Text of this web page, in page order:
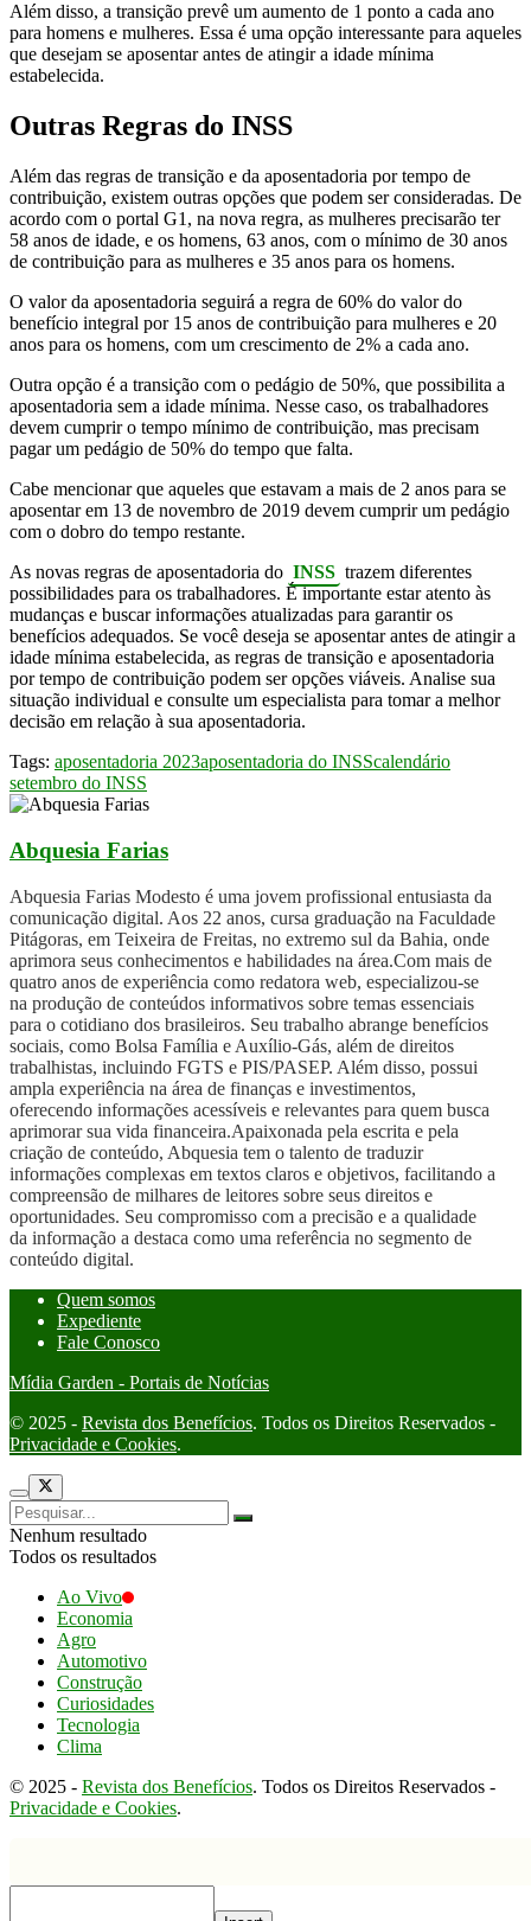
Além disso, a transição prevê um aumento de 1 ponto a cada ano
para homens e mulheres. Essa é uma opção interessante para aqueles
que desejam se aposentar antes de atingir a idade mínima
estabelecida.
Outras Regras do INSS
Além das regras de transição e da aposentadoria por tempo de
contribuição, existem outras opções que podem ser consideradas. De
acordo com o portal G1, na nova regra, as mulheres precisarão ter
58 anos de idade, e os homens, 63 anos, com o mínimo de 30 anos
de contribuição para as mulheres e 35 anos para os homens.
O valor da aposentadoria seguirá a regra de 60% do valor do
benefício integral por 15 anos de contribuição para mulheres e 20
anos para os homens, com um crescimento de 2% a cada ano.
Outra opção é a transição com o pedágio de 50%, que possibilita a
aposentadoria sem a idade mínima. Nesse caso, os trabalhadores
devem cumprir o tempo mínimo de contribuição, mas precisam
pagar um pedágio de 50% do tempo que falta.
Cabe mencionar que aqueles que estavam a mais de 2 anos para se
aposentar em 13 de novembro de 2019 devem cumprir um pedágio
com o dobro do tempo restante.
As novas regras de aposentadoria do INSS trazem diferentes
possibilidades para os trabalhadores. É importante estar atento às
mudanças e buscar informações atualizadas para garantir os
benefícios adequados. Se você deseja se aposentar antes de atingir a
idade mínima estabelecida, as regras de transição e aposentadoria
por tempo de contribuição podem ser opções viáveis. Analise sua
situação individual e consulte um especialista para tomar a melhor
decisão em relação à sua aposentadoria.
Tags: aposentadoria 2023aposentadoria do INSScalendário
setembro do INSS
Abquesia Farias
Abquesia Farias Modesto é uma jovem profissional entusiasta da
comunicação digital. Aos 22 anos, cursa graduação na Faculdade
Pitágoras, em Teixeira de Freitas, no extremo sul da Bahia, onde
aprimora seus conhecimentos e habilidades na área.Com mais de
quatro anos de experiência como redatora web, especializou-se
na produção de conteúdos informativos sobre temas essenciais
para o cotidiano dos brasileiros. Seu trabalho abrange benefícios
sociais, como Bolsa Família e Auxílio-Gás, além de direitos
trabalhistas, incluindo FGTS e PIS/PASEP. Além disso, possui
ampla experiência na área de finanças e investimentos,
oferecendo informações acessíveis e relevantes para quem busca
aprimorar sua vida financeira.Apaixonada pela escrita e pela
criação de conteúdo, Abquesia tem o talento de traduzir
informações complexas em textos claros e objetivos, facilitando a
compreensão de milhares de leitores sobre seus direitos e
oportunidades. Seu compromisso com a precisão e a qualidade
da informação a destaca como uma referência no segmento de
conteúdo digital.
Quem somos
Expediente
Fale Conosco
Mídia Garden - Portais de Notícias
© 2025 - Revista dos Benefícios. Todos os Direitos Reservados -
Privacidade e Cookies.
Nenhum resultado
Todos os resultados
Ao Vivo
Economia
Agro
Automotivo
Construção
Curiosidades
Tecnologia
Clima
© 2025 - Revista dos Benefícios. Todos os Direitos Reservados -
Privacidade e Cookies.